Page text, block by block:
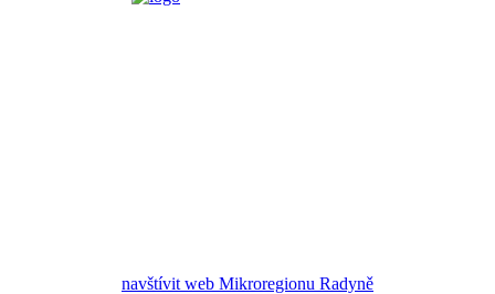
navštívit web Mikroregionu Radyně